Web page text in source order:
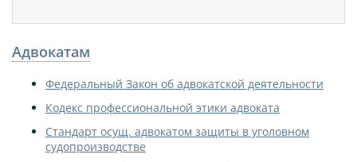
Адвокатам
Федеральный Закон об адвокатской деятельности
Кодекс профессиональной этики адвоката
Стандарт осущ. адвокатом защиты в уголовном
судопроизводстве